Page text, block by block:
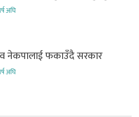
अघि
नेकपालाई फकाउँदै सरकार
अघि